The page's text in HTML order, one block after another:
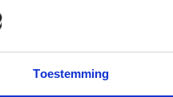
Toestemming